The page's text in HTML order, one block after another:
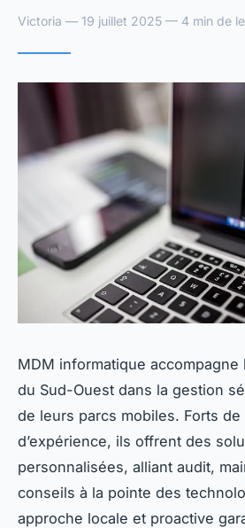
Victoria — 19 juillet 2025 — 4 min de
MDM informatique
du Sud-Ouest dans la gestion
de leurs parcs mobiles. Forts de
d’expérience, ils offrent des
personnalisées, alliant audit,
conseils à la pointe des
approche locale et proactive